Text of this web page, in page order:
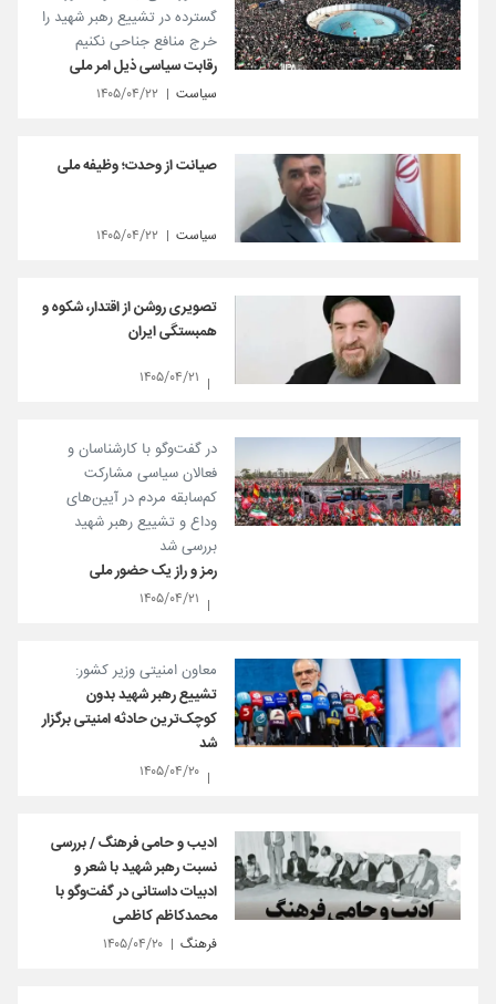
گسترده در تشییع رهبر شهید را
خرج منافع جناحی نکنیم
رقابت سیاسی ذیل امر ملی
سیاست ۱۴۰۵/۰۴/۲۲
صیانت از وحدت؛ وظیفه ملی
سیاست ۱۴۰۵/۰۴/۲۲
تصویری روشن از اقتدار، شکوه و
همبستگی ایران
۱۴۰۵/۰۴/۲۱
در گفت‌و‌گو با کارشناسان و
فعالان سیاسی مشارکت
کم‌سابقه مردم در آیین‌های
وداع و تشییع رهبر شهید
بررسی شد
رمز و راز یک حضور ملی
۱۴۰۵/۰۴/۲۱
معاون امنیتی وزیر کشور:
تشییع رهبر شهید بدون
کوچک‌ترین حادثه امنیتی برگزار
شد
۱۴۰۵/۰۴/۲۰
ادیب و حامی فرهنگ / بررسی
نسبت رهبر شهید با شعر و
ادبیات داستانی در گفت‌وگو با
محمدکاظم کاظمی
فرهنگ ۱۴۰۵/۰۴/۲۰